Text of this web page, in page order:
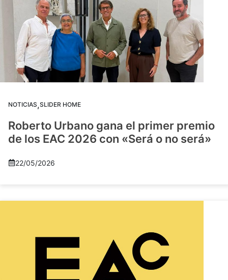
NOTICIAS,SLIDER HOME
Roberto Urbano gana el primer premio
de los EAC 2026 con «Será o no será»
22/05/2026